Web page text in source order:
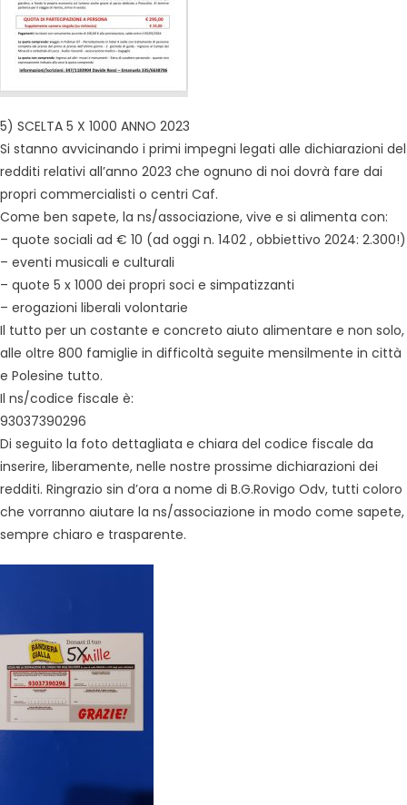
5) SCELTA 5 X 1000 ANNO 2023
Si stanno avvicinando i primi impegni legati alle dichiarazioni del
redditi relativi all’anno 2023 che ognuno di noi dovrà fare dai
propri commercialisti o centri Caf.
Come ben sapete, la ns/associazione, vive e si alimenta con:
– quote sociali ad € 10 (ad oggi n. 1402 , obbiettivo 2024: 2.300!)
– eventi musicali e culturali
– quote 5 x 1000 dei propri soci e simpatizzanti
– erogazioni liberali volontarie
Il tutto per un costante e concreto aiuto alimentare e non solo,
alle oltre 800 famiglie in difficoltà seguite mensilmente in città
e Polesine tutto.
Il ns/codice fiscale è:
93037390296
Di seguito la foto dettagliata e chiara del codice fiscale da
inserire, liberamente, nelle nostre prossime dichiarazioni dei
redditi. Ringrazio sin d’ora a nome di B.G.Rovigo Odv, tutti coloro
che vorranno aiutare la ns/associazione in modo come sapete,
sempre chiaro e trasparente.